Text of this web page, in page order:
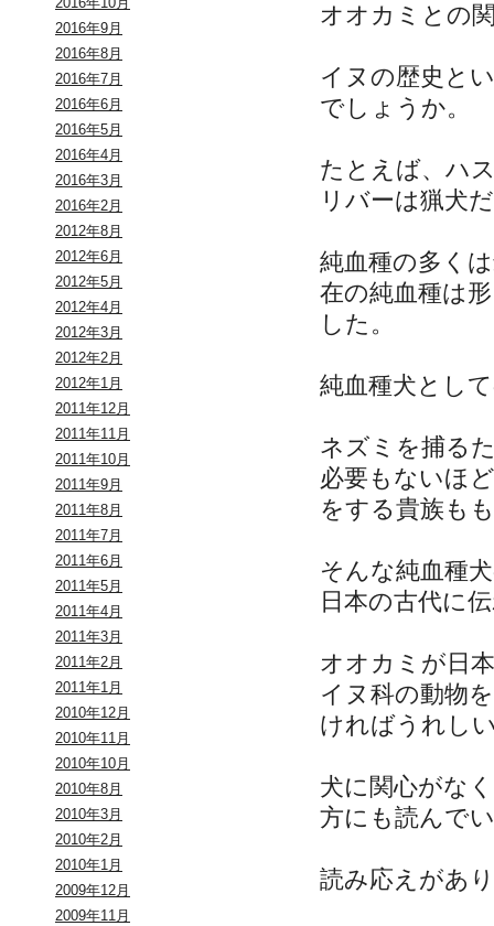
2016年9月
2016年8月
2016年7月
2016年6月
2016年5月
2016年4月
2016年3月
2016年2月
2012年8月
2012年6月
2012年5月
2012年4月
2012年3月
2012年2月
2012年1月
2011年12月
2011年11月
2011年10月
2011年9月
2011年8月
2011年7月
2011年6月
2011年5月
2011年4月
2011年3月
2011年2月
2011年1月
2010年12月
2010年11月
2010年10月
2010年8月
2010年3月
2010年2月
2010年1月
2009年12月
2009年11月
オオカミとの
イヌの歴史と
でしょうか。
たとえば、ハ
リバーは猟犬
純血種の多く
在の純血種は
した。
純血種犬とし
ネズミを捕る
必要もないほ
をする貴族も
そんな純血種
日本の古代に
オオカミが日
イヌ科の動物
ければうれし
犬に関心がな
方にも読んで
読み応えがあ